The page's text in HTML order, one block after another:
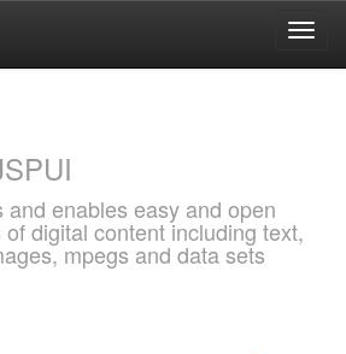
enables easy and open
digital content including text,
mpegs and data sets